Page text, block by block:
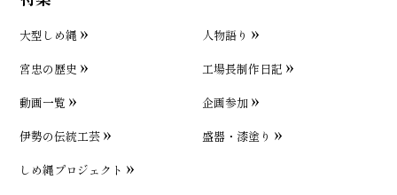
大型しめ縄
人物語り
宮忠の歴史
工場長制作日記
動画一覧
企画参加
伊勢の伝統工芸
盛器・漆塗り
しめ縄プロジェクト